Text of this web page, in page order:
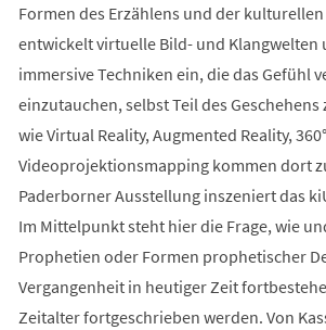
Formen des Erzählens und der
entwickelt virtuelle Bild- und Klangwelten
immersive Techniken ein, die das Gefühl
einzutauchen, selbst Teil des Geschehens
wie Virtual Reality, Augmented Reality,
Videoprojektionsmapping kommen dort
Paderborner Ausstellung inszeniert das
Im Mittelpunkt steht hier die Frage, wie
Prophetien oder Formen prophetischer
Vergangenheit in heutiger Zeit
Zeitalter fortgeschrieben werden. Von